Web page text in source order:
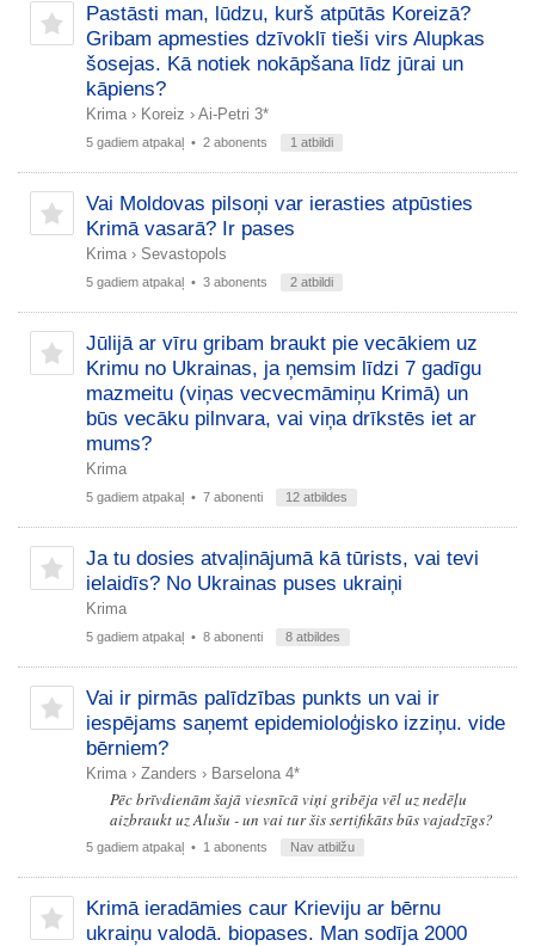
Pastāsti man, lūdzu, kurš atpūtās Koreizā?
Gribam apmesties dzīvoklī tieši virs Alupkas
šosejas. Kā notiek nokāpšana līdz jūrai un
kāpiens?
Krima › Koreiz › Ai-Petri 3*
5 gadiem atpakaļ • 2 abonents 1 atbildi
Vai Moldovas pilsoņi var ierasties atpūsties
Krimā vasarā? Ir pases
Krima › Sevastopols
5 gadiem atpakaļ • 3 abonents 2 atbildi
Jūlijā ar vīru gribam braukt pie vecākiem uz
Krimu no Ukrainas, ja ņemsim līdzi 7 gadīgu
mazmeitu (viņas vecvecmāmiņu Krimā) un
būs vecāku pilnvara, vai viņa drīkstēs iet ar
mums?
Krima
5 gadiem atpakaļ • 7 abonenti 12 atbildes
Ja tu dosies atvaļinājumā kā tūrists, vai tevi
ielaidīs? No Ukrainas puses ukraiņi
Krima
5 gadiem atpakaļ • 8 abonenti 8 atbildes
Vai ir pirmās palīdzības punkts un vai ir
iespējams saņemt epidemioloģisko izziņu. vide
bērniem?
Krima › Zanders › Barselona 4*
Pēc brīvdienām šajā viesnīcā viņi gribēja vēl uz nedēļu
aizbraukt uz Alušu - un vai tur šis sertifikāts būs vajadzīgs?
5 gadiem atpakaļ • 1 abonents Nav atbilžu
Krimā ieradāmies caur Krieviju ar bērnu
ukraiņu valodā. biopases. Man sodīja 2000